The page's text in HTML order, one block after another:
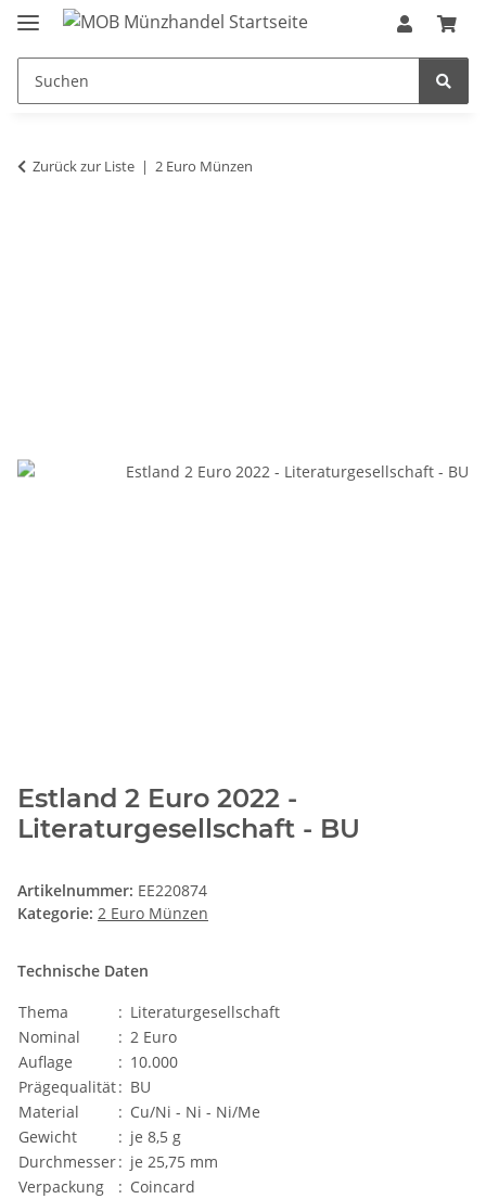
Zurück zur Liste 2 Euro Münzen
Estland 2 Euro 2022 -
Literaturgesellschaft - BU
Artikelnummer: EE220874
Kategorie: 2 Euro Münzen
Technische Daten
Thema
: Literaturgesellschaft
Nominal
: 2 Euro
Auflage
: 10.000
Prägequalität: BU
Material
: Cu/Ni - Ni - Ni/Me
Gewicht
: je 8,5 g
Durchmesser: je 25,75 mm
Verpackung
: Coincard